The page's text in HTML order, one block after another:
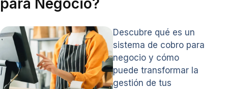
para Negocio?
Descubre qué es un
sistema de cobro para
negocio y cómo
puede transformar la
gestión de tus